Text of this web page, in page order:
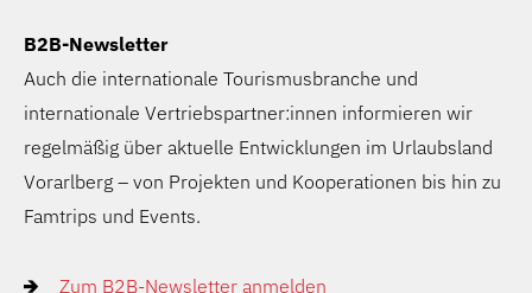
B2B-Newsletter
Auch die internationale Tourismusbranche und
internationale Vertriebspartner:innen informieren wir
regelmäßig über aktuelle Entwicklungen im Urlaubsland
Vorarlberg – von Projekten und Kooperationen bis hin zu
Famtrips und Events.
Zum B2B-Newsletter anmelden